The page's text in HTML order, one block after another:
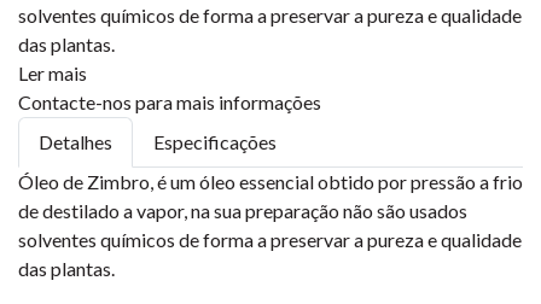
solventes químicos de forma a preservar a pureza e qualidade
das plantas.
Ler mais
Contacte-nos para mais informações
Detalhes
Especificações
Óleo de Zimbro, é um óleo essencial obtido por pressão a frio
de destilado a vapor, na sua preparação não são usados
solventes químicos de forma a preservar a pureza e qualidade
das plantas.